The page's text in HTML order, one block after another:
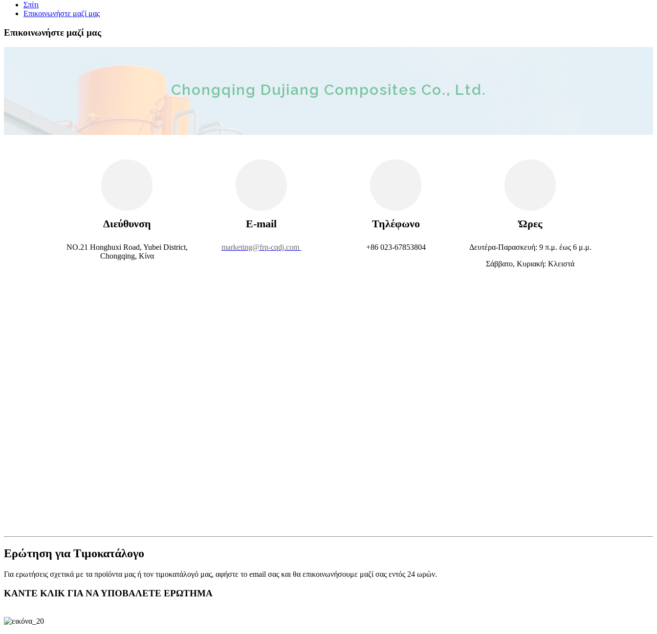
Σπίτι
Επικοινωνήστε μαζί μας
Επικοινωνήστε μαζί μας
Chongqing Dujiang Composites Co., Ltd.
Διεύθυνση
NO.21 Honghuxi Road, Yubei District,
Chongqing, Κίνα
E-mail
marketing@frp-cqdj.com
Τηλέφωνο
+86 023-67853804
Ώρες
Δευτέρα-Παρασκευή: 9 π.μ. έως 6 μ.μ.
Σάββατο, Κυριακή: Κλειστά
Ερώτηση για Τιμοκατάλογο
Για ερωτήσεις σχετικά με τα προϊόντα μας ή τον τιμοκατάλογό μας, αφήστε το email σας και θα επικοινωνήσουμε μαζί σας εντός 24 ωρών.
ΚΑΝΤΕ ΚΛΙΚ ΓΙΑ ΝΑ ΥΠΟΒΑΛΕΤΕ ΕΡΩΤΗΜΑ